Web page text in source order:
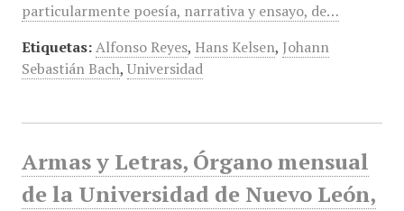
particularmente poesía, narrativa y ensayo, de…
Etiquetas: Alfonso Reyes, Hans Kelsen, Johann
Sebastián Bach, Universidad
Armas y Letras, Órgano mensual
de la Universidad de Nuevo León,